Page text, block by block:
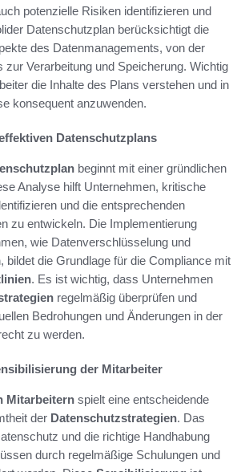
potenzielle Risiken identifizieren und
Datenschutzplan berücksichtigt die
des Datenmanagements, von der
zur Verarbeitung und Speicherung. Wichtig
die Inhalte des Plans verstehen und in
konsequent anzuwenden.
Datenschutzplans
beginnt mit einer gründlichen
Analyse hilft Unternehmen, kritische
und die entsprechenden
zu entwickeln. Die Implementierung
wie Datenverschlüsselung und
bildet die Grundlage für die Compliance mit
. Es ist wichtig, dass Unternehmen
regelmäßig überprüfen und
Bedrohungen und Änderungen in der
zu werden.
der Mitarbeiter
Mitarbeitern spielt eine entscheidende
der Datenschutzstrategien. Das
und die richtige Handhabung
durch regelmäßige Schulungen und